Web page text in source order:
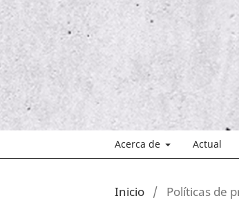
Acerca de Actual
Inicio / Políticas de